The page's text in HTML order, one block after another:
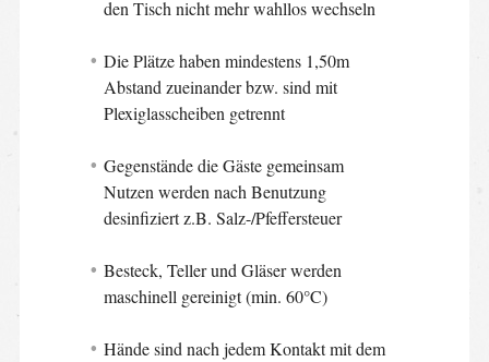
den Tisch nicht mehr wahllos wechseln
Die Plätze haben mindestens 1,50m
Abstand zueinander bzw. sind mit
Plexiglasscheiben getrennt
Gegenstände die Gäste gemeinsam
Nutzen werden nach Benutzung
desinfiziert z.B. Salz-/Pfeffersteuer
Besteck, Teller und Gläser werden
maschinell gereinigt (min. 60°C)
Hände sind nach jedem Kontakt mit dem